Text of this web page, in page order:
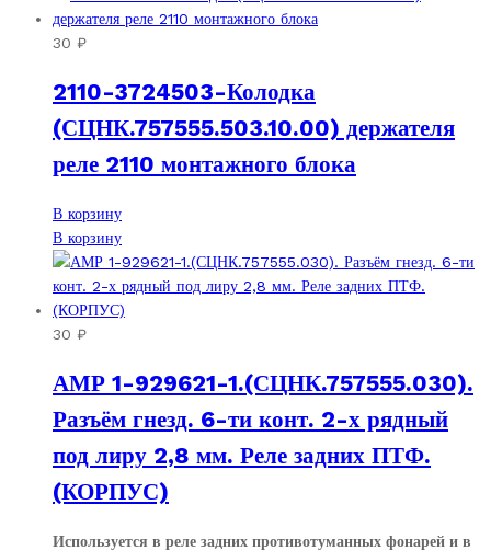
30 ₽
2110-3724503-Колодка
(СЦНК.757555.503.10.00) держателя
реле 2110 монтажного блока
В корзину
В корзину
30 ₽
АМР 1-929621-1.(СЦНК.757555.030).
Разъём гнезд. 6-ти конт. 2-х рядный
под лиру 2,8 мм. Реле задних ПТФ.
(КОРПУС)
Используется в реле задних противотуманных фонарей и в